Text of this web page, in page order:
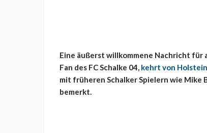
Eine äußerst willkommene Nachricht
Fan des FC Schalke 04, kehrt von
mit früheren Schalker Spielern wie Mike
bemerkt.